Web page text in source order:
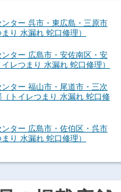
ター 呉市・東広島・三原市
まり 水漏れ 蛇口修理）
ター 広島市・安佐南区・安
レつまり 水漏れ 蛇口修理）
ター 福山市・尾道市・三次
トイレつまり 水漏れ 蛇口修
ター 広島市・佐伯区・呉市
まり 水漏れ 蛇口修理）